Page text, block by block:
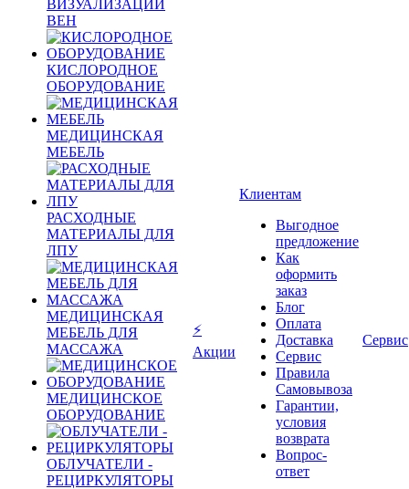
ВИЗУАЛИЗАЦИИ
ВЕН
КИСЛОРОДНОЕ
ОБОРУДОВАНИЕ
МЕДИЦИНСКАЯ
МЕБЕЛЬ
РАСХОДНЫЕ
МАТЕРИАЛЫ ДЛЯ
ЛПУ
МЕДИЦИНСКАЯ
МЕБЕЛЬ ДЛЯ
МАССАЖА
МЕДИЦИНСКОЕ
ОБОРУДОВАНИЕ
ОБЛУЧАТЕЛИ -
РЕЦИРКУЛЯТОРЫ
⚡
Акции
Клиентам
Выгодное
предложение
Как
оформить
заказ
Блог
Оплата
Доставка
Сервис
Правила
Самовывоза
Гарантии,
условия
возврата
Вопрос-
ответ
Сервис